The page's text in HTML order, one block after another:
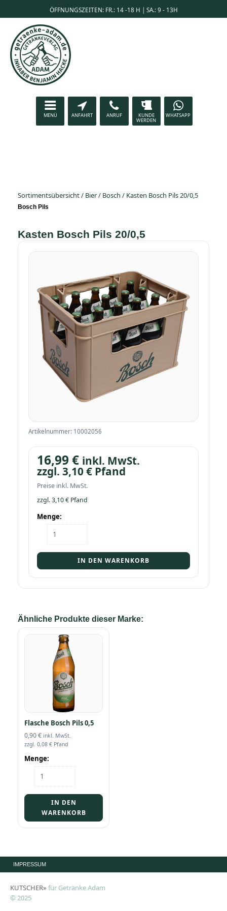
ÖFFNUNGSZEITEN: FR.: 14 -18 H | SA.: 9 - 13H
MENÜ ANFAHRT ANRUF KUNDE
WERDEN
WHATSAPP
Sortimentsübersicht/ Bier/ Bosch / Kasten Bosch Pils 20/0,5
Bosch Pils
Kasten Bosch Pils 20/0,5
Artikelnummer: 10002056
16,99 € inkl. MwSt.
zzgl. 3,10 € Pfand
Preise inkl. MwSt.
zzgl.3,10€ Pfand
Menge:
Kasten
Bosch
Menge
IN DEN WARENKORB
Ähnliche Produkte dieser Marke:
Flasche Bosch Pils 0,5
0,90€ inkl. MwSt.
zzgl. 0,08 € Pfand
Menge:
Flasche
Bosch
Menge
IN DEN
WARENKORB
IMPRESSUM
KUTSCHER» für Getränke Adam
© 2025